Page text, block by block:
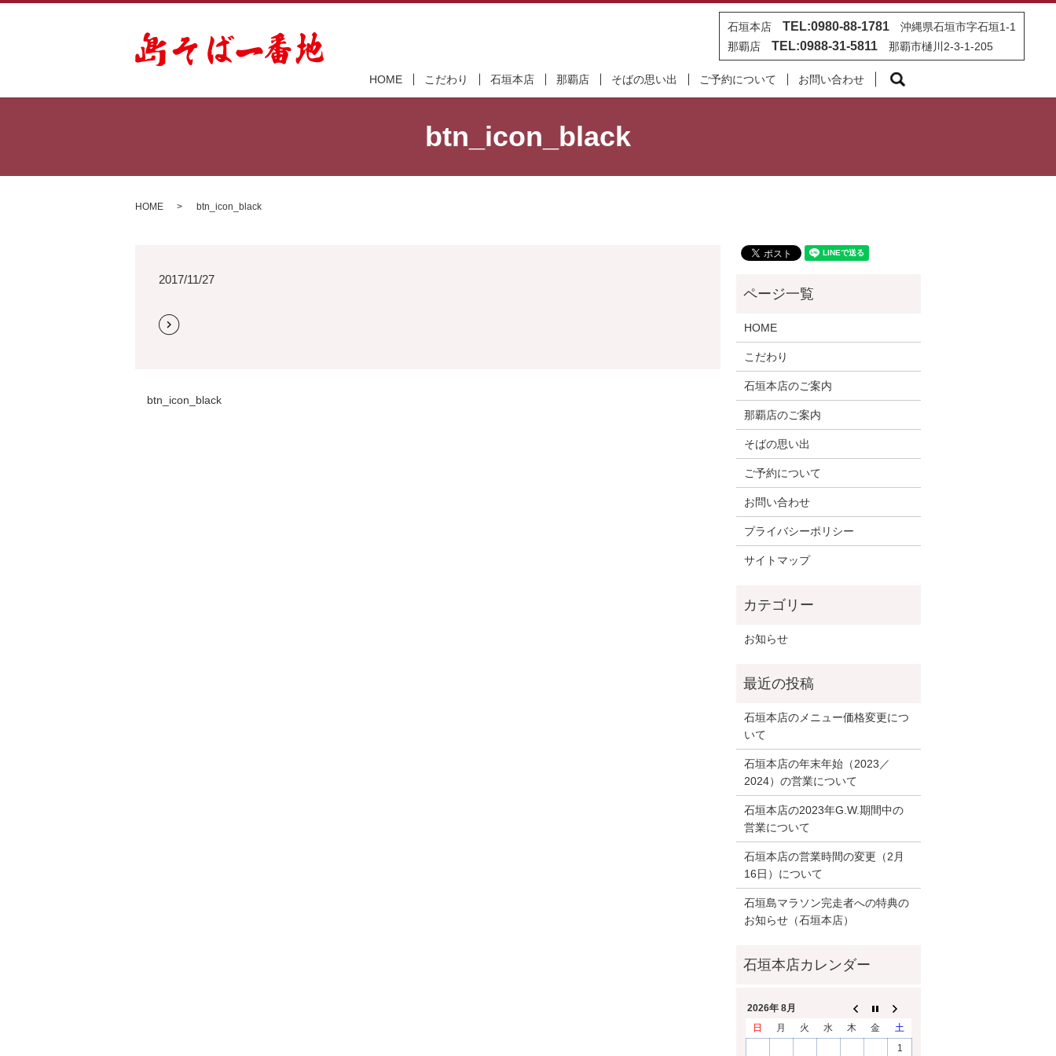
石垣本店 TEL:0980-88-1781沖縄県石垣市字石垣1-1
那覇店 TEL:0988-31-5811那覇市樋川2-3-1-205
HOME こだわり 石垣本店 那覇店 そばの思い出 ご予約について お問い合わせ
btn_icon_black
HOME btn_icon_black
2017/11/27
btn_icon_black
HOME
こだわり
石垣本店のご案内
那覇店のご案内
そばの思い出
ご予約について
お問い合わせ
プライバシーポリシー
サイトマップ
お知らせ
石垣本店のメニュー価格変更につ
いて
石垣本店の年末年始（2023／
2024）の営業について
石垣本店の2023年G.W.期間中の
営業について
石垣本店の営業時間の変更（2月
16日）について
石垣島マラソン完走者への特典の
お知らせ（石垣本店）
2026年 8月
日
月 火 水 木 金
土
1